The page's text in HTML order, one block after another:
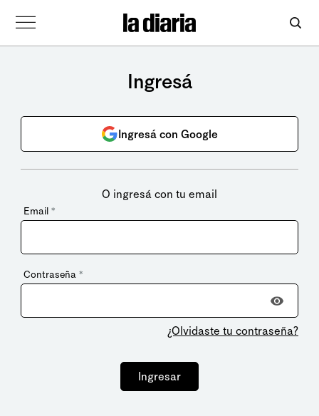
Ingresá
Ingresá con Google
O ingresá con tu email
Email *
Contraseña *
¿Olvidaste tu contraseña?
Ingresar